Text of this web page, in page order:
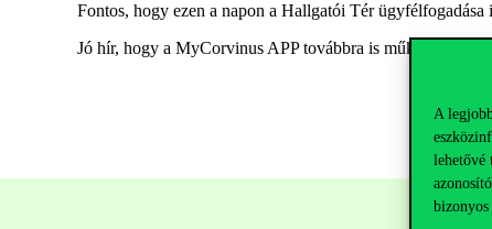
A
lehetővé
Fontos, hogy ezen a napon a Hallgatói Tér
Jó hír, hogy a MyCorvinus APPtovábbra is működni fog,